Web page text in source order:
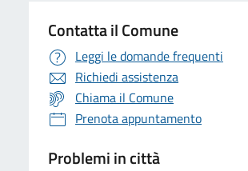
Contatta il Comune
Leggi le domande frequenti
Richiedi assistenza
Chiama il Comune
Prenota appuntamento
Problemi in città